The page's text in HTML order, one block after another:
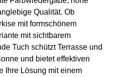
Qualität. Ob
mit formschönem
mit sichtbarem
Tuch schützt Terrasse und
und bietet effektiven
Ihre Lösung mit einem